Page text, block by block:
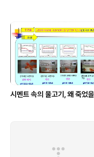
시멘트 속의 물고기, 왜 죽었